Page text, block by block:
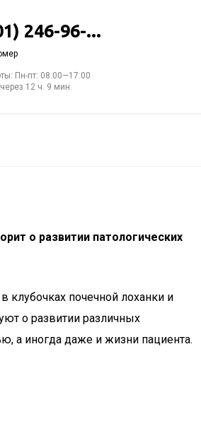
246-96-...
Пн-пт: 08:00—17:00
12 ч. 9 мин.
о развитии патологических
клубочках почечной лоханки и
о развитии различных
а иногда даже и жизни пациента.